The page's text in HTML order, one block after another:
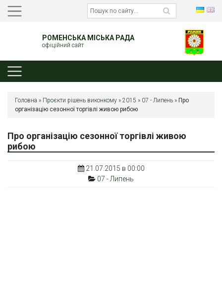
РОМЕНСЬКА МІСЬКА РАДА
офіційний сайт
Головна » Проєкти рішень виконкому » 2015 » 07 - Липень » Про
організацію сезонної торгівлі живою рибою
Про організацію сезонної торгівлі живою
рибою
21.07.2015 в 00:00
07 - Липень